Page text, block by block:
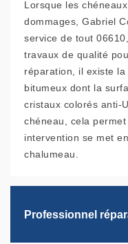
Lorsque les
dommages, Gabriel
service de tout
travaux de qualité
réparation, il existe
bitumeux dont la
cristaux colorés anti-
chéneau, cela
intervention se met
chalumeau.
Professionnel